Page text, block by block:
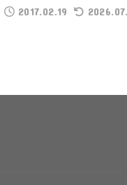
2017.02.19